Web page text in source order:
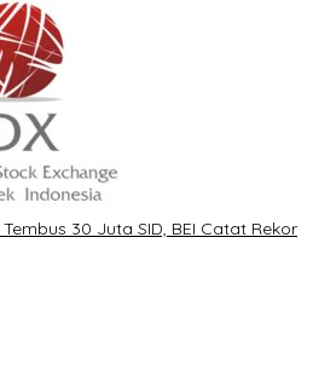
30 Juta SID, BEI Catat Rekor